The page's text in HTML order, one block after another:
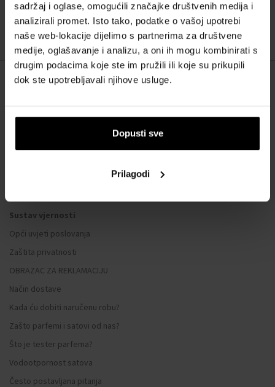
sadržaj i oglase, omogućili značajke društvenih medija i
analizirali promet. Isto tako, podatke o vašoj upotrebi
naše web-lokacije dijelimo s partnerima za društvene
medije, oglašavanje i analizu, a oni ih mogu kombinirati s
drugim podacima koje ste im pružili ili koje su prikupili
dok ste upotrebljavali njihove usluge.
Dopusti sve
Prilagodi
:
1
O nama
Kontakt
Sustav vjernosti
Opći uvjeti poslovanja
Zaštita privatnosti
OBRAZAC ZA REKLAMACIJU
Način dostave
Kada ću dobiti naručenu robu?
Zašto parfemi i satovi od nas?
Što je tester parfema?
Vodootpornost satova
Često postavljana pitanja